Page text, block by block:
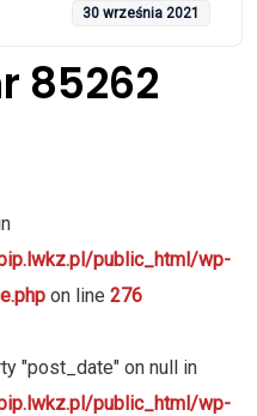
30 września 2021
85262
public_html/wp-
on line 276
"post_date" on null in
public_html/wp-